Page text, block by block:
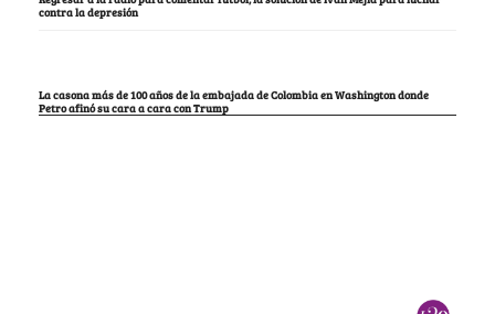
contra la depresión
La casona más de 100 años de la embajada de Colombia en Washington donde
Petro afinó su cara a cara con Trump